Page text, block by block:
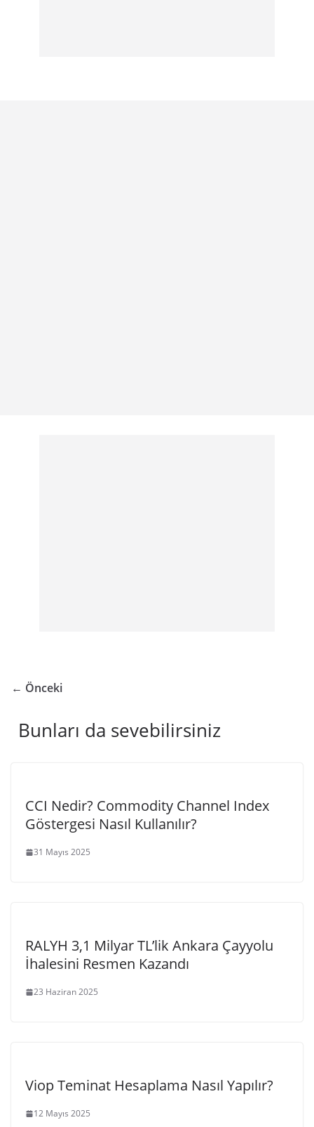
← Önceki
Bunları da sevebilirsiniz
CCI Nedir? Commodity Channel Index
Göstergesi Nasıl Kullanılır?
31 Mayıs 2025
RALYH 3,1 Milyar TL’lik Ankara Çayyolu
İhalesini Resmen Kazandı
23 Haziran 2025
Viop Teminat Hesaplama Nasıl Yapılır?
12 Mayıs 2025